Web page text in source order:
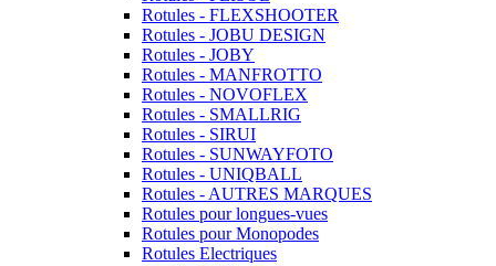
Rotules - FLEXSHOOTER
Rotules - JOBU DESIGN
Rotules - JOBY
Rotules - MANFROTTO
Rotules - NOVOFLEX
Rotules - SMALLRIG
Rotules - SIRUI
Rotules - SUNWAYFOTO
Rotules - UNIQBALL
Rotules - AUTRES MARQUES
Rotules pour longues-vues
Rotules pour Monopodes
Rotules Electriques